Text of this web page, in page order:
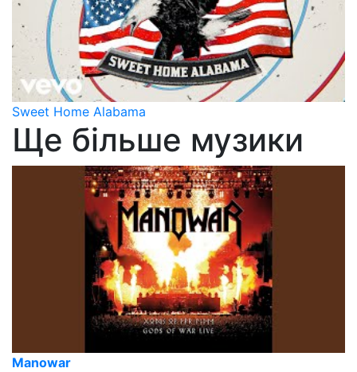
Sweet Home Alabama
Ще більше музики
Manowar